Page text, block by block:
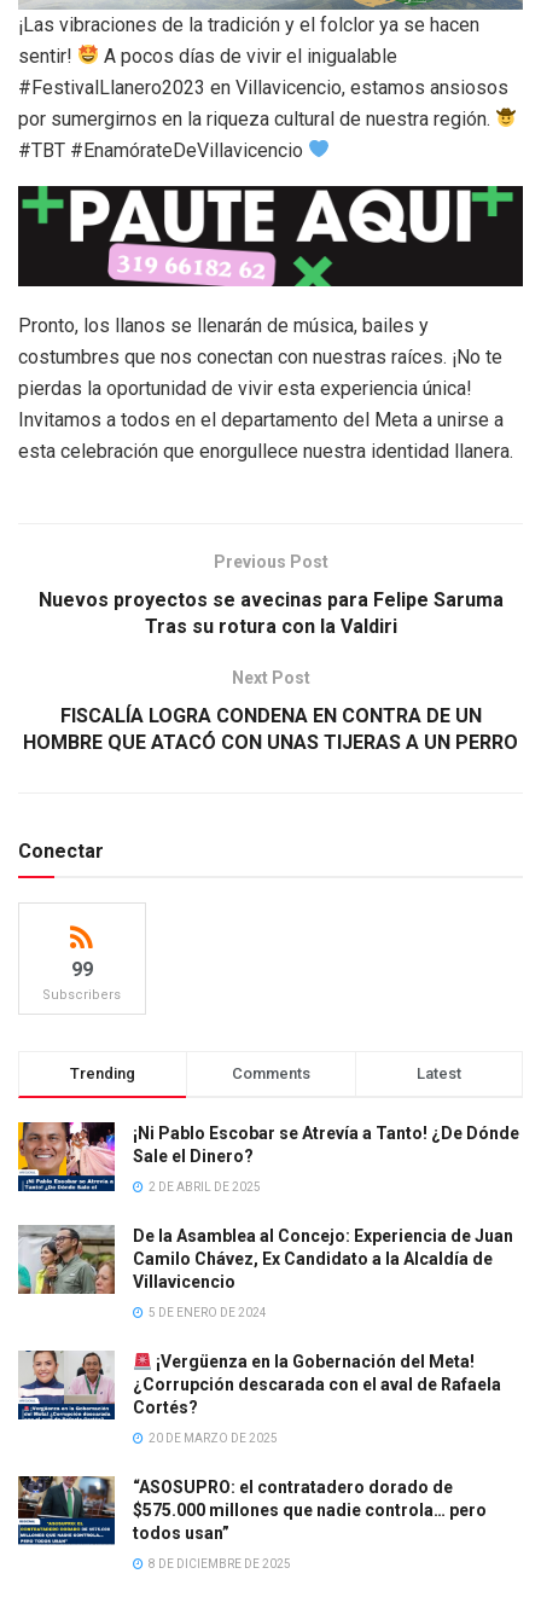
¡Las vibraciones de la tradición y el folclor ya se hacen
sentir!
A pocos días de vivir el inigualable
#FestivalLlanero2023 en Villavicencio, estamos ansiosos
por sumergirnos en la riqueza cultural de nuestra región.
#TBT #EnamórateDeVillavicencio
Pronto, los llanos se llenarán de música, bailes y
costumbres que nos conectan con nuestras raíces. ¡No te
pierdas la oportunidad de vivir esta experiencia única!
Invitamos a todos en el departamento del Meta a unirse a
esta celebración que enorgullece nuestra identidad llanera.
Previous Post
Nuevos proyectos se avecinas para Felipe Saruma
Tras su rotura con la Valdiri
Next Post
FISCALÍA LOGRA CONDENA EN CONTRA DE UN
HOMBRE QUE ATACÓ CON UNAS TIJERAS A UN PERRO
Conectar
99
Subscribers
Trending Comments Latest
¡Ni Pablo Escobar se Atrevía a Tanto! ¿De Dónde
Sale el Dinero?
2 DE ABRIL DE 2025
De la Asamblea al Concejo: Experiencia de Juan
Camilo Chávez, Ex Candidato a la Alcaldía de
Villavicencio
5 DE ENERO DE 2024
¡Vergüenza en la Gobernación del Meta!
¿Corrupción descarada con el aval de Rafaela
Cortés?
20 DE MARZO DE 2025
“ASOSUPRO: el contratadero dorado de
$575.000 millones que nadie controla… pero
todos usan”
8 DE DICIEMBRE DE 2025